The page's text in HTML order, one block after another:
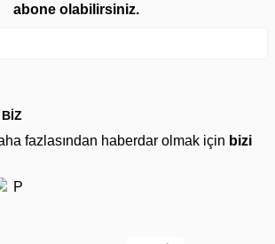
abone olabilirsiniz.
fazlasından haberdar olmak için bizi